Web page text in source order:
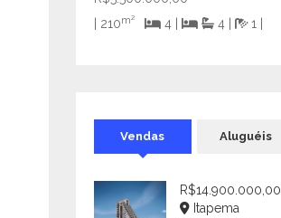
| 210m² 4 | 4 | 1 |
Vendas Aluguéis
R$14.900.000,00
Itapema